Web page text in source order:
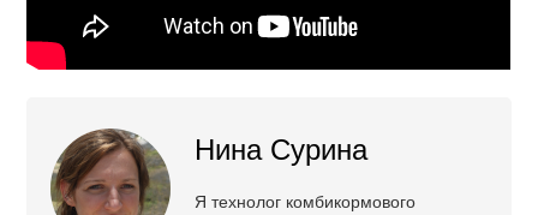
Нина Сурина
Я технолог комбикормового